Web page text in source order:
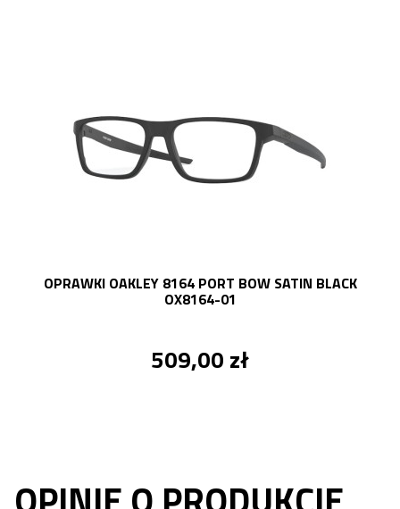
OPRAWKI OAKLEY 8164 PORT BOW SATIN BLACK
OX8164-01
509,00 zł